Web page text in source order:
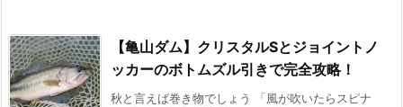
【亀山ダム】クリスタルSとジョイントノ
ッカーのボトムズル引きで完全攻略！
秋と言えば巻き物でしょう 「風が吹いたらスピナ